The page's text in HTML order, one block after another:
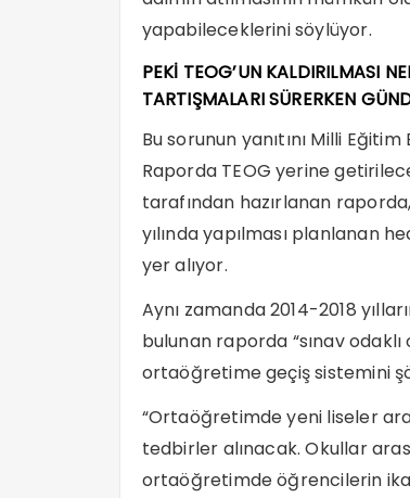
yapabileceklerini söylüyor.
PEKİ TEOG’UN KALDIRILMASI
TARTIŞMALARI SÜRERKEN
Bu sorunun yanıtını Milli
Raporda TEOG yerine
tarafından hazırlanan
yılında yapılması planlanan
yer alıyor.
Aynı zamanda 2014-2018
bulunan raporda “sınav
ortaöğretime geçiş sistemini
“Ortaöğretimde yeni liseler
tedbirler alınacak. Okullar
ortaöğretimde öğrencilerin